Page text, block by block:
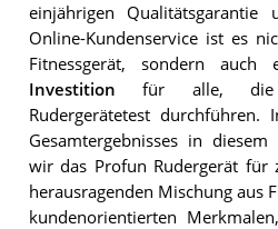
einjährigen Qualitätsgarantie
Online-Kundenservice ist es
Fitnessgerät, sondern auch
Investition für alle, die
Rudergerätetest durchführen.
Gesamtergebnisses in
wir das Profun Rudergerät für
herausragenden Mischung aus
kundenorientierten